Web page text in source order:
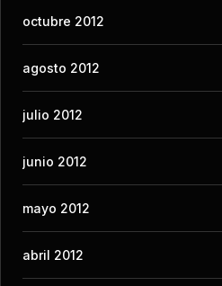
octubre 2012
agosto 2012
julio 2012
junio 2012
mayo 2012
abril 2012